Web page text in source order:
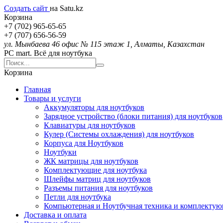
Создать сайт на Satu.kz
Корзина
+7 (702) 965-65-65
+7 (707) 656-56-59
ул. Мынбаева 46 офис № 115 этаж 1, Алматы, Казахстан
PC mart. Всё для ноутбука
Корзина
Главная
Товары и услуги
Аккумуляторы для ноутбуков
Зарядное устройство (блоки питания) для ноутбуков
Клавиатуры для ноутбуков
Кулер (Системы охлаждения) для ноутбуков
Корпуса для Ноутбуков
Ноутбуки
ЖК матрицы для ноутбуков
Комплектующие для ноутбука
Шлейфы матриц для ноутбуков
Разъемы питания для ноутбуков
Петли для ноутбука
Компьютерная и Ноутбучная техника и
Доставка и оплата